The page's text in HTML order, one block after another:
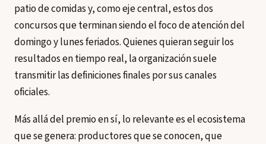
patio de comidas y, como eje central, estos dos
concursos que terminan siendo el foco de atención del
domingo y lunes feriados. Quienes quieran seguir los
resultados en tiempo real, la organización suele
transmitir las definiciones finales por sus canales
oficiales.
Más allá del premio en sí, lo relevante es el ecosistema
que se genera: productores que se conocen, que